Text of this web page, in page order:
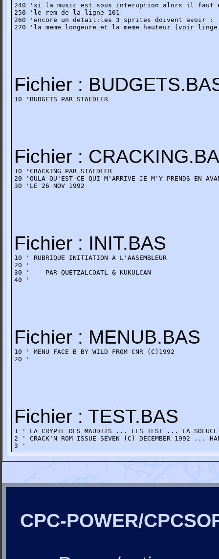
240 'si la music est sous interuption alors il faut
250 'le rem de la ligne 101
260 'encore un detail:les 3 sprites doivent avoir :
270 'la meme longeure et la meme hauteur (voir
Fichier :
10 'BUDGETS PAR STAEDLER
Fichier :
10 'CRACKING PAR STAEDLER
20 'OULA QU'EST-CE QUI M'ARRIVE JE M'Y PRENDS EN
30 'LE 26 NOV 1992
Fichier : INIT.BAS
10 ' RUBRIQUE INITIATION A L'AASEMBLEUR
20 '
30 '    PAR QUETZALCOATL & KUKULCAN
40 '
Fichier : MENUB.BAS
10 ' MENU FACE B BY WILD FROM CNR (C)1992
20 '
Fichier : TEST.BAS
1 ' LA CRYPTE DES MAUDITS ... LES TEST ... LA
2 ' CRACK'N ROM ISSUE SEVEN (C) DECEMBER
3 '
CPC-POWER/